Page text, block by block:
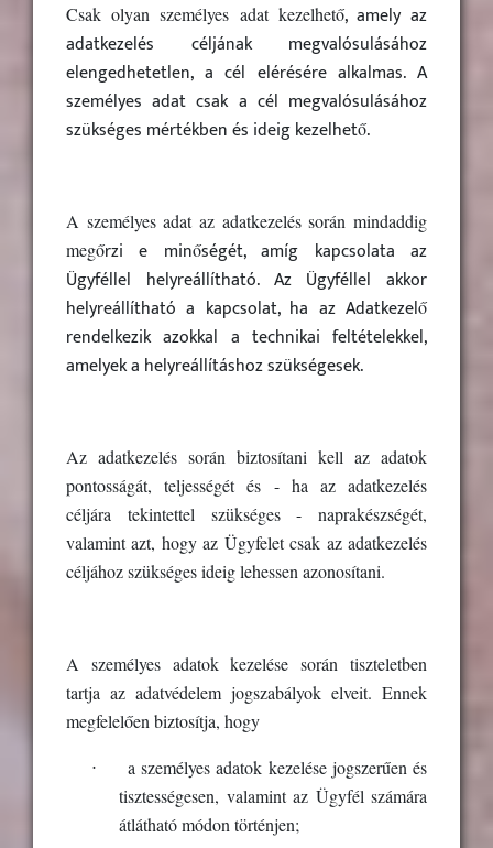
Csak olyan személyes adat kezelhető, amely az
adatkezelés céljának megvalósulásához
elengedhetetlen, a cél elérésére alkalmas. A
személyes adat csak a cél megvalósulásához
szükséges mértékben és ideig kezelhető.
A személyes adat az adatkezelés során mindaddig
megőrzi e minőségét, amíg kapcsolata az
Ügyféllel helyreállítható. Az Ügyféllel akkor
helyreállítható a kapcsolat, ha az Adatkezelő
rendelkezik azokkal a technikai feltételekkel,
amelyek a helyreállításhoz szükségesek.
Az adatkezelés során biztosítani kell az adatok
pontosságát, teljességét és - ha az adatkezelés
céljára tekintettel szükséges - naprakészségét,
valamint azt, hogy az Ügyfelet csak az adatkezelés
céljához szükséges ideig lehessen azonosítani.
A személyes adatok kezelése során tiszteletben
tartja az adatvédelem jogszabályok elveit. Ennek
megfelelően biztosítja, hogy
·
a személyes adatok kezelése jogszerűen és
tisztességesen, valamint az Ügyfél számára
átlátható módon történjen;